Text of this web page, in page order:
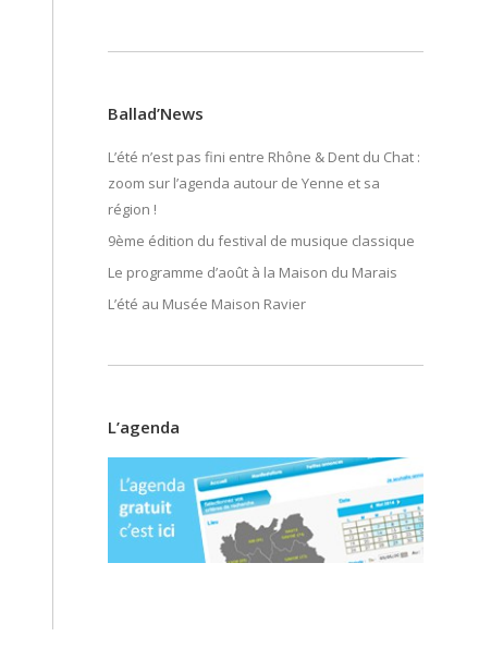
Ballad’News
L’été n’est pas fini entre Rhône & Dent du Chat :
zoom sur l’agenda autour de Yenne et sa
région !
9ème édition du festival de musique classique
Le programme d’août à la Maison du Marais
L’été au Musée Maison Ravier
L’agenda